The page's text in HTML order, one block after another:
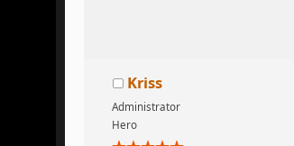
Kriss
Administrator
Hero